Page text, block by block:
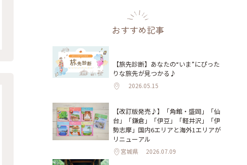
おすすめ記事
【旅先診断】あなたの“いま”にぴった
りな旅先が見つかる♪
2026.05.15
【改訂版発売♪】「角館・盛岡」「仙
台」「鎌倉」「伊豆」「軽井沢」「伊
勢志摩」国内6エリアと海外1エリアが
リニューアル
宮城県 2026.07.09